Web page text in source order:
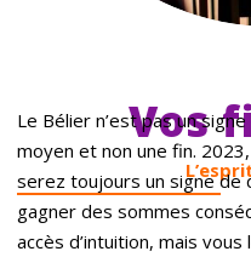
Vos
Le Bélier n’est pas un
moyen et non une fin.
serez toujours un signe de
gagner des sommes
accès d’intuition, mais